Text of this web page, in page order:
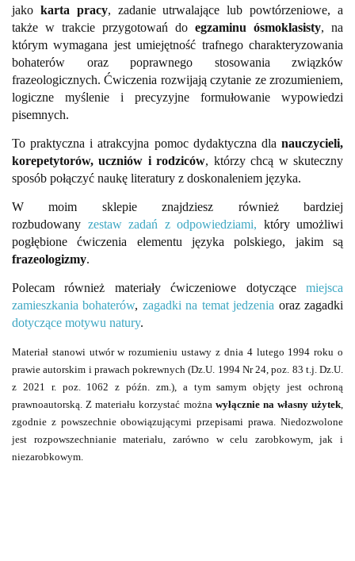
jako karta pracy, zadanie utrwalające lub powtórzeniowe, a
także w trakcie przygotowań do egzaminu ósmoklasisty, na
którym wymagana jest umiejętność trafnego charakteryzowania
bohaterów oraz poprawnego stosowania związków
frazeologicznych. Ćwiczenia rozwijają czytanie ze zrozumieniem,
logiczne myślenie i precyzyjne formułowanie wypowiedzi
pisemnych.
To praktyczna i atrakcyjna pomoc dydaktyczna dla nauczycieli,
korepetytorów, uczniów i rodziców, którzy chcą w skuteczny
sposób połączyć naukę literatury z doskonaleniem języka.
W moim sklepie znajdziesz również bardziej
rozbudowany zestaw zadań z odpowiedziami, który umożliwi
pogłębione ćwiczenia elementu języka polskiego, jakim są
frazeologizmy.
Polecam również materiały ćwiczeniowe dotyczące miejsca
zamieszkania bohaterów, zagadki na temat jedzenia oraz zagadki
dotyczące motywu natury.
Materiał stanowi utwór w rozumieniu ustawy z dnia 4 lutego 1994 roku o
prawie autorskim i prawach pokrewnych (Dz.U. 1994 Nr 24, poz. 83 t.j. Dz.U.
z 2021 r. poz. 1062 z późn. zm.), a tym samym objęty jest ochroną
prawnoautorską. Z materiału korzystać można wyłącznie na własny użytek
zgodnie z powszechnie obowiązującymi przepisami prawa. Niedozwolone
jest rozpowszechnianie materiału, zarówno w celu zarobkowym, jak i
niezarobkowym.